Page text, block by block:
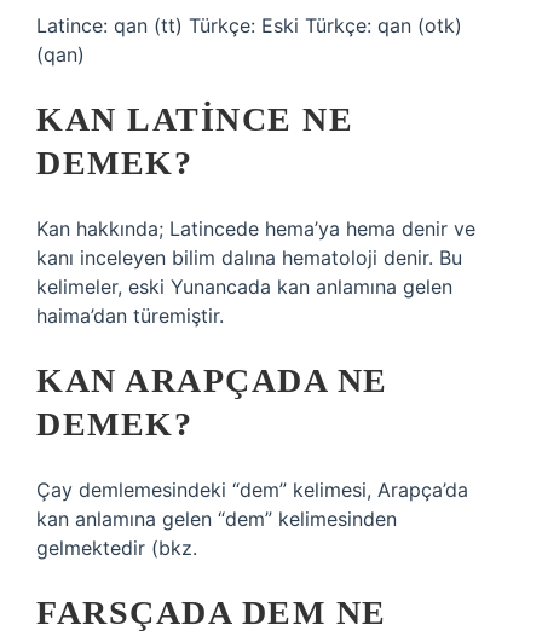
Latince: qan (tt) Türkçe: Eski Türkçe: qan‎ (otk)
(qan)
KAN LATINCE NE
DEMEK?
Kan hakkında; Latincede hema’ya hema denir ve
kanı inceleyen bilim dalına hematoloji denir. Bu
kelimeler, eski Yunancada kan anlamına gelen
haima’dan türemiştir.
KAN ARAPÇADA NE
DEMEK?
Çay demlemesindeki “dem” kelimesi, Arapça’da
kan anlamına gelen “dem” kelimesinden
gelmektedir (bkz.
FARSÇADA DEM NE